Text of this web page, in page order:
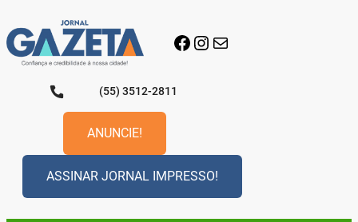
para
o
conteúdo
Facebook
Instagram
E-mail
(55) 3512-2811
ANUNCIE!
ASSINAR JORNAL IMPRESSO!